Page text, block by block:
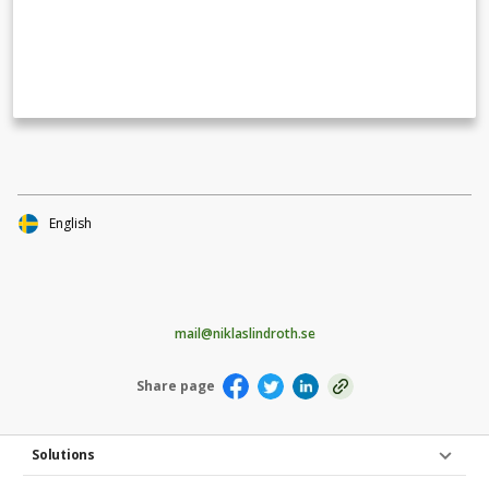
mail@niklaslindroth.se
Share page
Solutions
English